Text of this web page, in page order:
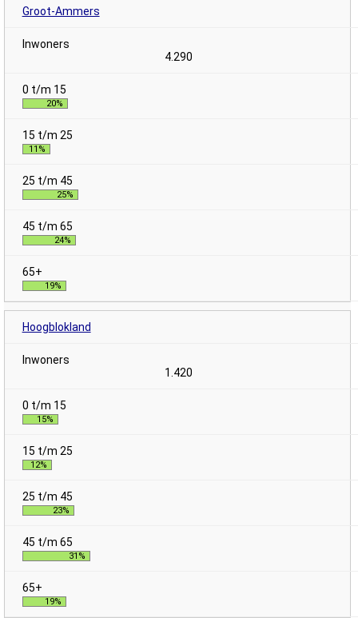
Groot-Ammers
4.290
20%
11%
25%
24%
19%
Hoogblokland
1.420
15%
12%
23%
31%
19%